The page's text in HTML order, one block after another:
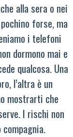
alla sera o nei
forse, ma
i telefoni
dormono mai e
qualcosa. Una
l’altra è un
mostrarti che
I rischi non